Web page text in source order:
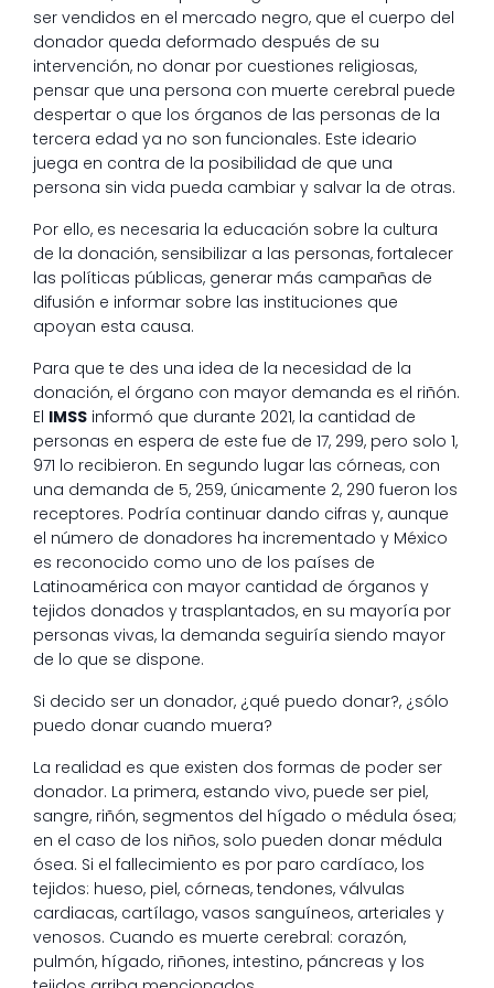
ser vendidos en el mercado negro, que el cuerpo del
donador queda deformado después de su
intervención, no donar por cuestiones religiosas,
pensar que una persona con muerte cerebral puede
despertar o que los órganos de las personas de la
tercera edad ya no son funcionales. Este ideario
juega en contra de la posibilidad de que una
persona sin vida pueda cambiar y salvar la de otras.
Por ello, es necesaria la educación sobre la cultura
de la donación, sensibilizar a las personas, fortalecer
las políticas públicas, generar más campañas de
difusión e informar sobre las instituciones que
apoyan esta causa.
Para que te des una idea de la necesidad de la
donación, el órgano con mayor demanda es el riñón.
El IMSS informó que durante 2021, la cantidad de
personas en espera de este fue de 17, 299, pero solo 1,
971 lo recibieron. En segundo lugar las córneas, con
una demanda de 5, 259, únicamente 2, 290 fueron los
receptores. Podría continuar dando cifras y, aunque
el número de donadores ha incrementado y México
es reconocido como uno de los países de
Latinoamérica con mayor cantidad de órganos y
tejidos donados y trasplantados, en su mayoría por
personas vivas, la demanda seguiría siendo mayor
de lo que se dispone.
Si decido ser un donador, ¿qué puedo donar?, ¿sólo
puedo donar cuando muera?
La realidad es que existen dos formas de poder ser
donador. La primera, estando vivo, puede ser piel,
sangre, riñón, segmentos del hígado o médula ósea;
en el caso de los niños, solo pueden donar médula
ósea. Si el fallecimiento es por paro cardíaco, los
tejidos: hueso, piel, córneas, tendones, válvulas
cardiacas, cartílago, vasos sanguíneos, arteriales y
venosos. Cuando es muerte cerebral: corazón,
pulmón, hígado, riñones, intestino, páncreas y los